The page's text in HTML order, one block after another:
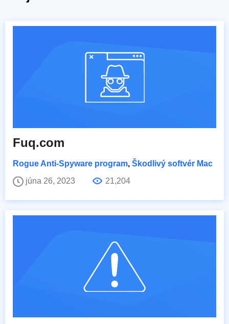
Fuq.com
Rogue Anti-Spyware program, Škodlivý softvér Mac
júna 26, 2023
21,204